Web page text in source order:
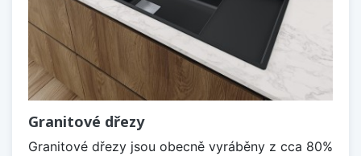
Granitové dřezy
Granitové dřezy jsou obecně vyráběny z cca 80%